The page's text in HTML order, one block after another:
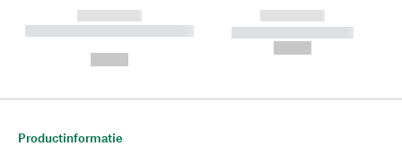
------------
----------- ----------- --------
------------
----------- -----------
Productinformatie